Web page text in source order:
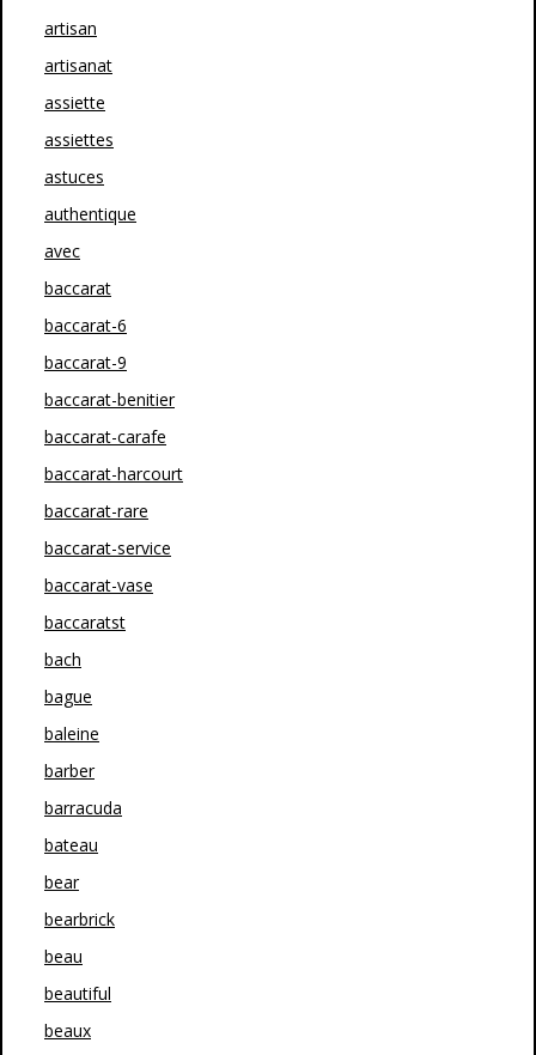
artisan
artisanat
assiette
assiettes
astuces
authentique
avec
baccarat
baccarat-6
baccarat-9
baccarat-benitier
baccarat-carafe
baccarat-harcourt
baccarat-rare
baccarat-service
baccarat-vase
baccaratst
bach
bague
baleine
barber
barracuda
bateau
bear
bearbrick
beau
beautiful
beaux